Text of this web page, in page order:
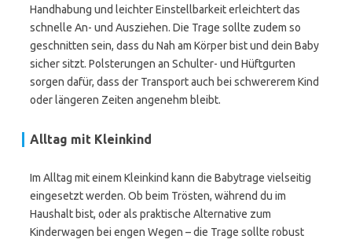
Handhabung und leichter Einstellbarkeit erleichtert das
schnelle An- und Ausziehen. Die Trage sollte zudem so
geschnitten sein, dass du Nah am Körper bist und dein Baby
sicher sitzt. Polsterungen an Schulter- und Hüftgurten
sorgen dafür, dass der Transport auch bei schwererem Kind
oder längeren Zeiten angenehm bleibt.
Alltag mit Kleinkind
Im Alltag mit einem Kleinkind kann die Babytrage vielseitig
eingesetzt werden. Ob beim Trösten, während du im
Haushalt bist, oder als praktische Alternative zum
Kinderwagen bei engen Wegen – die Trage sollte robust